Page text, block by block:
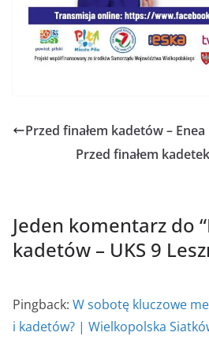
Przed finałem kadetów –
Przed finałem
Jeden komentarz do “
kadetów – UKS 9
Pingback: W sobotę kluczowe
i kadetów? | Wielkopolska